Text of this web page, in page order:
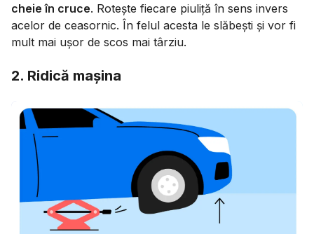
cheie în cruce. Rotește fiecare piuliță în sens invers
acelor de ceasornic. În felul acesta le slăbești și vor fi
mult mai ușor de scos mai târziu.
2. Ridică mașina